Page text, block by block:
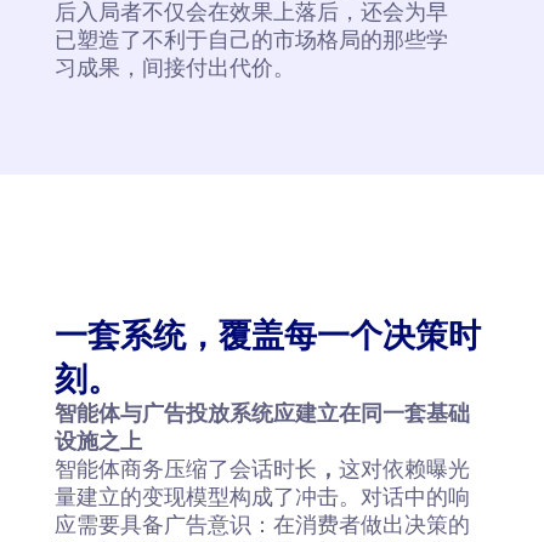
后入局者不仅会在效果上落后，还会为早
已塑造了不利于自己的市场格局的那些学
习成果，间接付出代价。
一套系统，覆盖每一个决策时
刻。
智能体与广告投放系统应建立在同一套基础
设施之上
智能体商务压缩了会话时长 ， 这对依赖曝光
量建立的变现模型构成了冲击。对话中的响
应需要具备广告意识：在消费者做出决策的